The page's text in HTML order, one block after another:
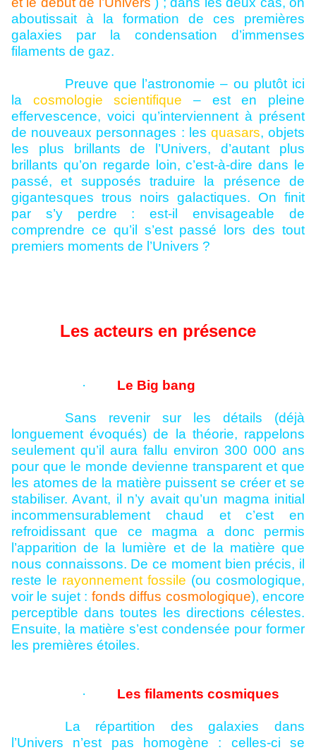
aboutissait à la formation de ces premières
galaxies par la condensation d’immenses
filaments de gaz.
Preuve que l’astronomie – ou plutôt ici
la cosmologie scientifique – est en pleine
effervescence, voici qu’interviennent à présent
de nouveaux personnages : les quasars, objets
les plus brillants de l’Univers, d’autant plus
brillants qu’on regarde loin, c’est-à-dire dans le
passé, et supposés traduire la présence de
gigantesques trous noirs galactiques. On finit
par s’y perdre : est-il envisageable de
comprendre ce qu’il s’est passé lors des tout
premiers moments de l’Univers ?
Les acteurs en présence
· Le Big bang
Sans revenir sur les détails (déjà
longuement évoqués) de la théorie, rappelons
seulement qu’il aura fallu environ 300 000 ans
pour que le monde devienne transparent et que
les atomes de la matière puissent se créer et se
stabiliser. Avant, il n’y avait qu’un magma initial
incommensurablement chaud et c’est en
refroidissant que ce magma a donc permis
l’apparition de la lumière et de la matière que
nous connaissons. De ce moment bien précis, il
reste le rayonnement fossile (ou cosmologique,
voir le sujet : fonds diffus cosmologique), encore
perceptible dans toutes les directions célestes.
Ensuite, la matière s’est condensée pour former
les premières étoiles.
· Les filaments cosmiques
La répartition des galaxies dans
l’Univers n’est pas homogène : celles-ci se